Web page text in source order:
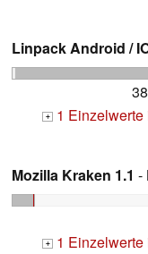
Linpack Android /
+ 1 Einzelwerte
Mozilla Kraken 1.1 -
+ 1 Einzelwerte